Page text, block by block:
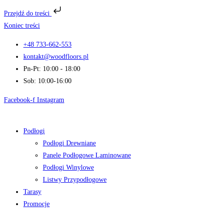
Przejdź do treści
Koniec treści
+48 733-662-553
kontakt@woodfloors.pl
Pn-Pt: 10:00 - 18:00
Sob: 10:00-16:00
Facebook-f Instagram
Podłogi
Podłogi Drewniane
Panele Podłogowe Laminowane
Podłogi Winylowe
Listwy Przypodłogowe
Tarasy
Promocje